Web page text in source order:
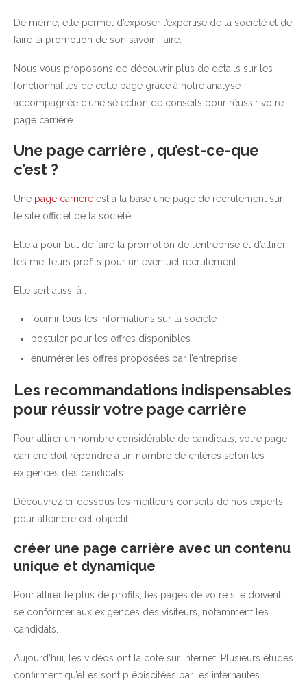
De même, elle permet d’exposer l’expertise de la société et de
faire la promotion de son savoir- faire.
Nous vous proposons de découvrir plus de détails sur les
fonctionnalités de cette page grâce à notre analyse
accompagnée d’une sélection de conseils pour réussir votre
page carrière.
Une page carrière , qu’est-ce-que
c’est ?
Une page carrière est à la base une page de recrutement sur
le site officiel de la société.
Elle a pour but de faire la promotion de l’entreprise et d’attirer
les meilleurs profils pour un éventuel recrutement .
Elle sert aussi à :
fournir tous les informations sur la société
postuler pour les offres disponibles
énumérer les offres proposées par l’entreprise
Les recommandations indispensables
pour réussir votre page carrière
Pour attirer un nombre considérable de candidats, votre page
carrière doit répondre à un nombre de critères selon les
exigences des candidats.
Découvrez ci-dessous les meilleurs conseils de nos experts
pour atteindre cet objectif.
créer une page carrière avec un contenu
unique et dynamique
Pour attirer le plus de profils, les pages de votre site doivent
se conformer aux exigences des visiteurs, notamment les
candidats.
Aujourd’hui, les vidéos ont la cote sur internet. Plusieurs études
confirment qu’elles sont plébiscitées par les internautes.